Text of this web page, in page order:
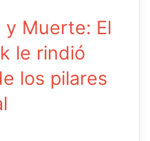
y Muerte: El
le rindió
los pilares